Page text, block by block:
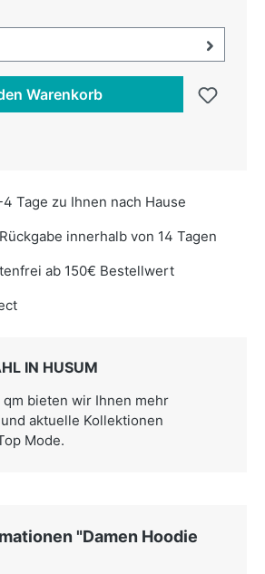
öffnen, aktuell ausgewählt:
Warenkorb
Tage zu Ihnen nach Hause
innerhalb von 14 Tagen
ab 150€ Bestellwert
IN HUSUM
qm bieten wir Ihnen mehr
aktuelle Kollektionen
Mode.
"Damen Hoodie